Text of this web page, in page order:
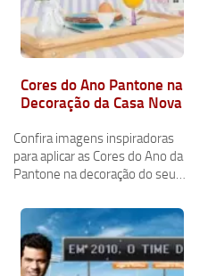
Cores do Ano Pantone na
Decoração da Casa Nova
Confira imagens inspiradoras
para aplicar as Cores do Ano da
Pantone na decoração do seu…